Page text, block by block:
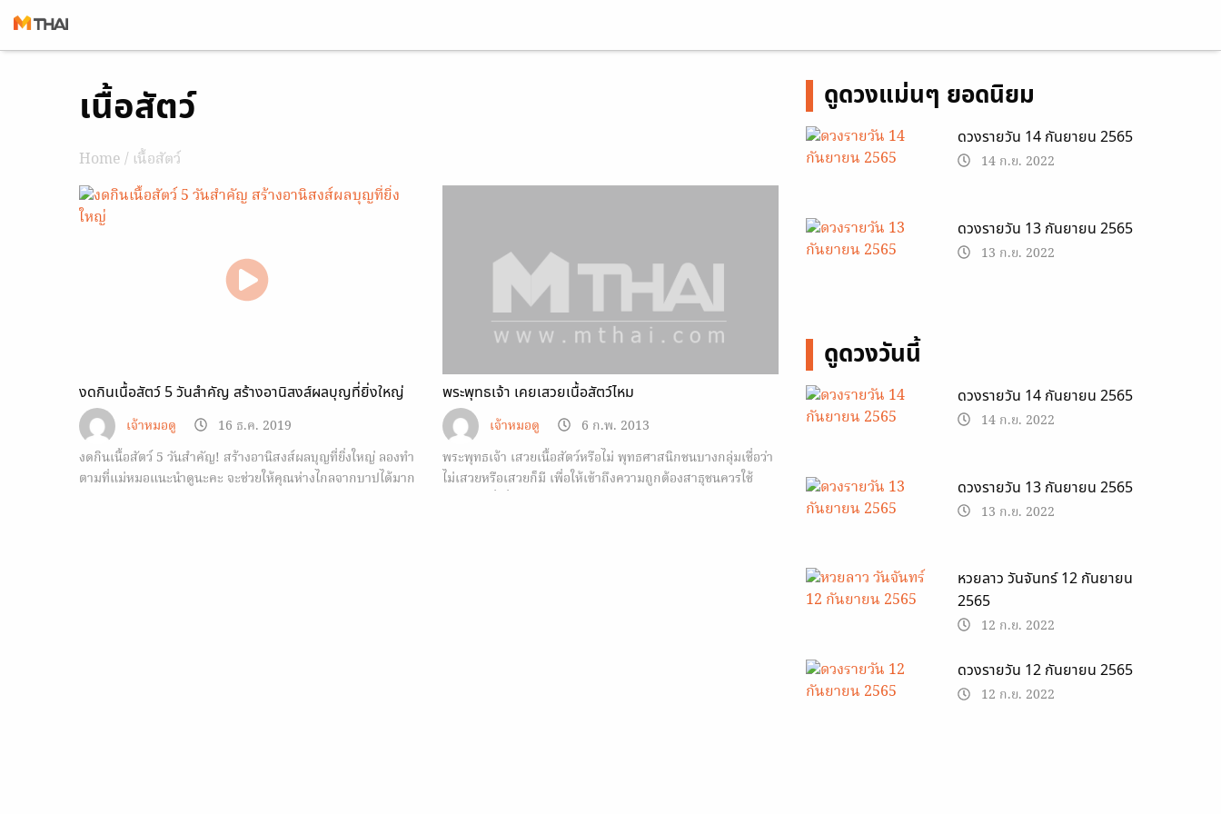
เนื้อสัตว์
Home/ เนื้อสัตว์
งดกินเนื้อสัตว์ 5 วันสำคัญ สร้างอานิสงส์ผลบุญที่ยิ่งใหญ่
เจ้าหมอดู
16 ธ.ค. 2019
งดกินเนื้อสัตว์ 5 วันสำคัญ! สร้างอานิสงส์ผลบุญที่ยิ่งใหญ่ ลองทำ
ตามที่แม่หมอแนะนำดูนะคะ จะช่วยให้คุณห่างไกลจากบาปได้มาก
พระพุทธเจ้า เคยเสวยเนื้อสัตว์ไหม
เจ้าหมอดู
6 ก.พ. 2013
พระพุทธเจ้า เสวยเนื้อสัตว์หรือไม่ พุทธศาสนิกชนบางกลุ่มเชื่อว่า
ไม่เสวยหรือเสวยก็มี เพื่อให้เข้าถึงความถูกต้องสาธุชนควรใช้
ดูดวงแม่นๆ ยอดนิยม
ดวงรายวัน 14 กันยายน 2565
14 ก.ย. 2022
ดวงรายวัน 13 กันยายน 2565
13 ก.ย. 2022
ดูดวงวันนี้
ดวงรายวัน 14 กันยายน 2565
14 ก.ย. 2022
ดวงรายวัน 13 กันยายน 2565
13 ก.ย. 2022
หวยลาว วันจันทร์ 12 กันยายน
2565
12 ก.ย. 2022
ดวงรายวัน 12 กันยายน 2565
12 ก.ย. 2022